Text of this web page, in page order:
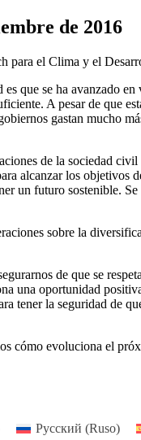
de 2016
el Clima y el
que se ha avanzado
A pesar de que
gastan mucho
de la sociedad
alcanzar los objetivos
un futuro sostenible.
sobre la
de que se
una oportunidad
tener la seguridad de
cómo evoluciona el
Русский (Ruso)